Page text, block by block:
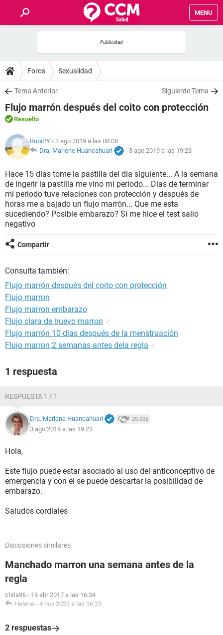
MENU
FOROS
SALUD
FAMILIA
NUTRICIÓN
SEXUALIDAD
GLOSARIO
Foros Sexualidad
Tema Anterior Siguiente Tema
Flujo marrón después del coito con protección
Resuelto
RubiPY - 3 ago 2019 a las 08:08
Dra. Marlene Huancahuari
- 3 ago 2019 a las 19:23
Hace 15 días tome la pastilla del día siguiente... A la semana
de ingerir la pastilla me vino mi período... Días de terminar
mi periodo tuve relaciones con protección y después de
horas me a bajado un flujo marrón... Que me esta
sucediendo? Posible embarazo? Si me hice el test salio
negativo
Compartir
Consulta también:
Flujo marrón después del coito con protección
Flujo marron
Flujo marron embarazo
Flujo clara de huevo marron ✓
Flujo marrón 10 días después de la menstruación
Flujo marron 2 semanas antes dela regla ✓
1 respuesta
RESPUESTA 1 / 1
Dra. Marlene Huancahuari 29.005
3 ago 2019 a las 19:23
Hola,
Este flujo puede estar asociado al uso del anticonceptivo de
emergencia y con él se puede descartar la posibilidad de
embarazo.
Saludos cordiales
Discusiones similares
Manchado marron una semana antes de la
regla
chita96 - 19 abr 2017 a las 16:34
Helene - 4 nov 2023 a las 16:23
2 respuestas